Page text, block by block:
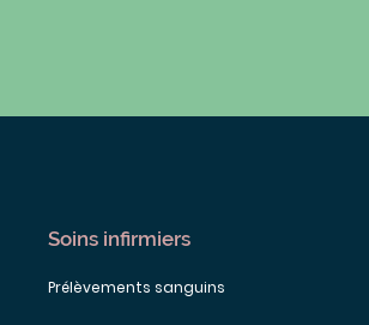
Soins infirmiers
Prélèvements sanguins